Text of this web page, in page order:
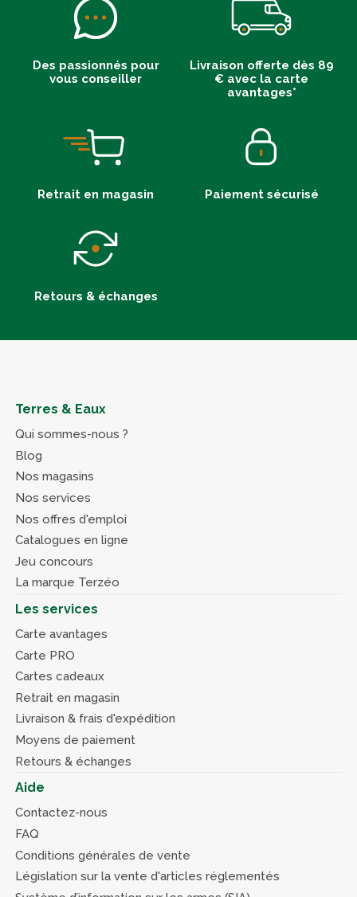
Des passionnés pour
vous conseiller
Livraison offerte dès 89
€ avec la carte
avantages*
Retrait en magasin Paiement sécurisé
Retours & échanges
Terres & Eaux
Qui sommes-nous ?
Blog
Nos magasins
Nos services
Nos offres d'emploi
Catalogues en ligne
Jeu concours
La marque Terzéo
Les services
Carte avantages
Carte PRO
Cartes cadeaux
Retrait en magasin
Livraison & frais d'expédition
Moyens de paiement
Retours & échanges
Aide
Contactez-nous
FAQ
Conditions générales de vente
Législation sur la vente d'articles réglementés